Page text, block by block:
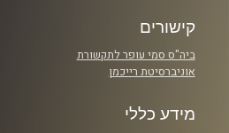
קישורים
ביה"ס סמי עופר לתקשורת
אוניברסיטת רייכמן
מידע כללי